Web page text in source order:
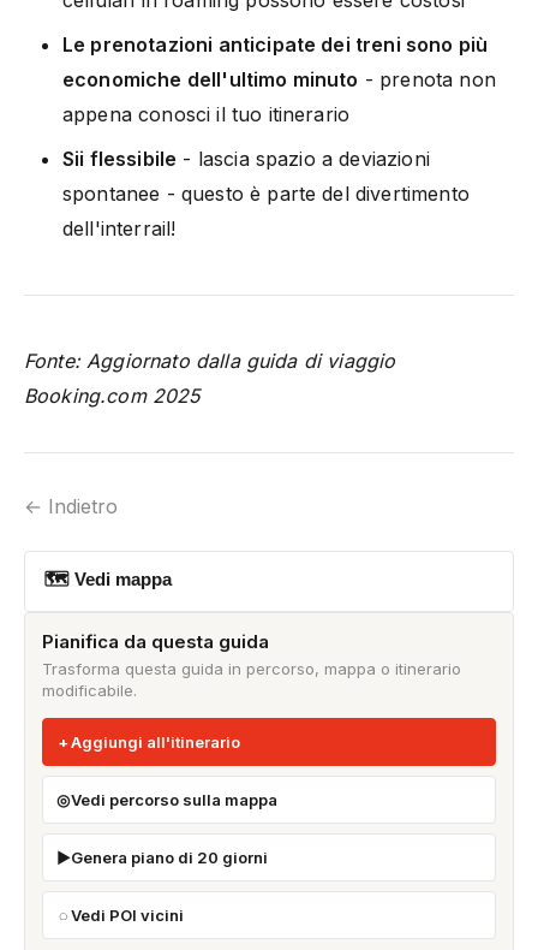
Le prenotazioni anticipate dei treni sono più
economiche dell'ultimo minuto - prenota non
appena conosci il tuo itinerario
Sii flessibile - lascia spazio a deviazioni
spontanee - questo è parte del divertimento
dell'interrail!
Fonte: Aggiornato dalla guida di viaggio
Booking.com 2025
← Indietro
🗺 Vedi mappa
Pianifica da questa guida
Trasforma questa guida in percorso, mappa o itinerario
modificabile.
Aggiungi all'itinerario
Vedi percorso sulla mappa
Genera piano di 20 giorni
Vedi POI vicini